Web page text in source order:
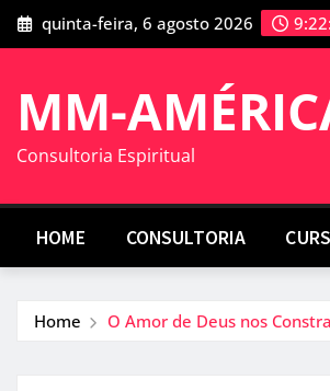
Skip
to
quinta-feira, 6 agosto 2026
MM-
Consultoria Espiritual
HOME CONSULTORIA
Home O Amor de Deus nos